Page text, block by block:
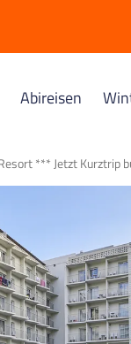
Abireisen
Kroatien
Novalja
Lyon
Ab 14: St.
Moliets
24+
*** Jetzt Kurztrip